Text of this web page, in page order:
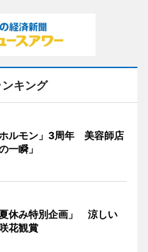
キング
ルモン」3周年 美容師店
一瞬」
休み特別企画」 涼しい
花観賞